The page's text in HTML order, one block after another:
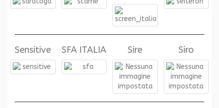
Sensitive SFA ITALIA Sire Siro